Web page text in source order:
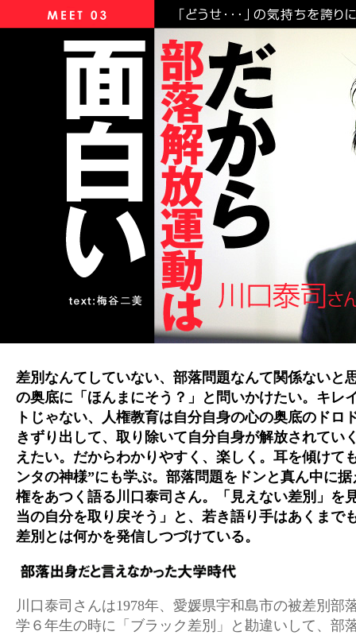
差別なんてしていない、部落問題なんて関係ないと
の奥底に「ほんまにそう？」と問いかけたい。キレ
トじゃない、人権教育は自分自身の心の奥底のドロ
きずり出して、取り除いて自分自身が解放されてい
えたい。だからわかりやすく、楽しく。耳を傾けて
ンタの神様”にも学ぶ。部落問題をドンと真ん中に
権をあつく語る川口泰司さん。「見えない差別」を
当の自分を取り戻そう」と、若き語り手はあくまで
差別とは何かを発信しつづけている。
川口泰司さんは1978年、愛媛県宇和島市の被差別部
学６年生の時に「ブラック差別」と勘違いして、部